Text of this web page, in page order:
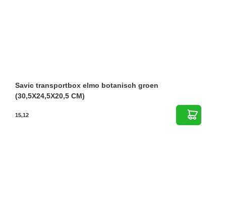
Savic transportbox elmo botanisch groen
(30,5X24,5X20,5 CM)
15,12